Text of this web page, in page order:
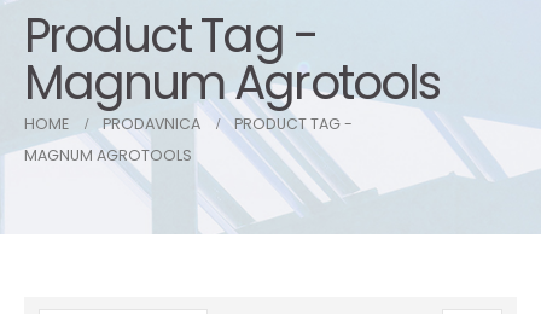
Product Tag -
Magnum Agrotools
HOME PRODAVNICA
PRODUCT TAG -
MAGNUM AGROTOOLS